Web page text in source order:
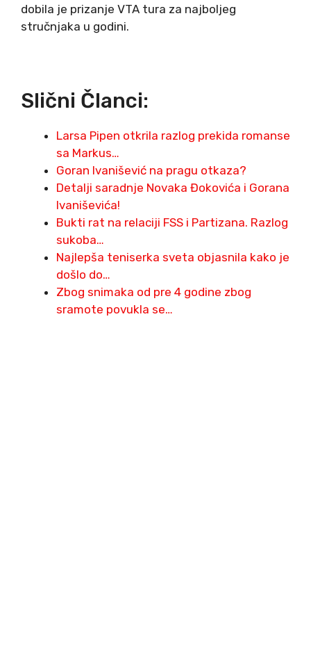
dobila je prizanje VTA tura za najboljeg
stručnjaka u godini.
Slični Članci:
Larsa Pipen otkrila razlog prekida romanse
sa Markus…
Goran Ivanišević na pragu otkaza?
Detalji saradnje Novaka Đokovića i Gorana
Ivaniševića!
Bukti rat na relaciji FSS i Partizana. Razlog
sukoba…
Najlepša teniserka sveta objasnila kako je
došlo do…
Zbog snimaka od pre 4 godine zbog
sramote povukla se…